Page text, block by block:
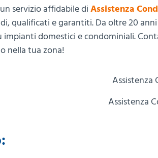
servizio affidabile di Assistenza
qualificati e garantiti. Da oltre 20
impianti domestici e condominiali.
nella tua zona!
Assistenza